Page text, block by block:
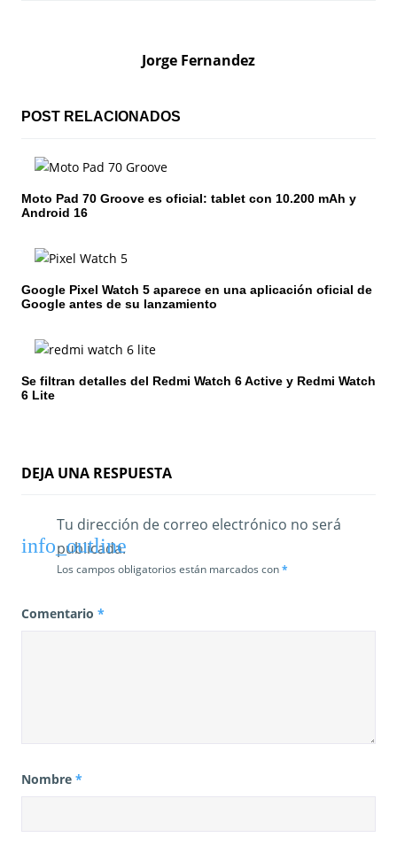
c
ó
n
d
e
n
t
a
s
Jorge Fernandez
POST RELACIONADOS
Moto Pad 70 Groove es oficial: tablet con 10.200 mAh y
Android 16
Google Pixel Watch 5 aparece en una aplicación oficial de
Google antes de su lanzamiento
Se filtran detalles del Redmi Watch 6 Active y Redmi Watch
6 Lite
DEJA UNA RESPUESTA
Tu dirección de correo electrónico no será
publicada.
Los campos obligatorios están marcados con*
Comentario *
Nombre *